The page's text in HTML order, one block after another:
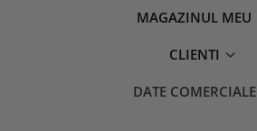
MAGAZINUL MEU
CLIENTI
DATE COMERCIALE